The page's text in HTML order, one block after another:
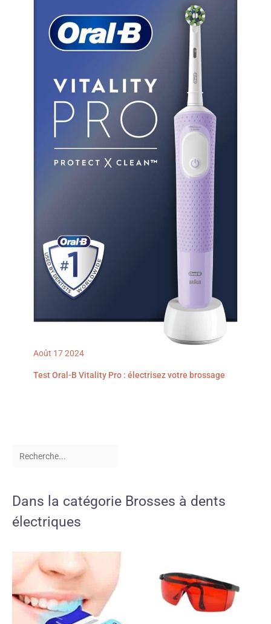
Août 172024
Test Oral-B Vitality Pro : électrisez votre brossage
Dans la catégorie Brosses à dents
électriques